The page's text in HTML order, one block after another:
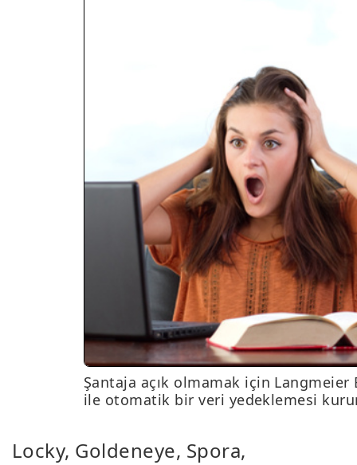
Şantaja açık olmamak için Langmeier
ile otomatik bir veri yedeklemesi
Locky, Goldeneye, Spora,